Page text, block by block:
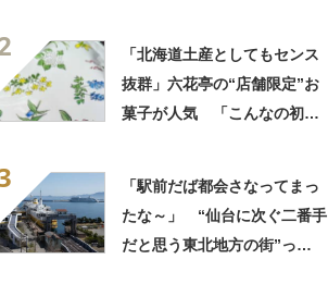
「北海道土産としてもセンス
抜群」六花亭の“店舗限定”お
菓子が人気 「こんなの初め
「駅前だば都会さなってまっ
たな～」 “仙台に次ぐ二番手
だと思う東北地方の街”っ